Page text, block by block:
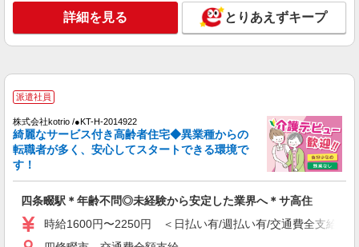
間外勤務手当 〇土日祝勤務手当 〇無事故無違反表
彰金 〇年末年始勤務手当
畷忍ヶ丘 大阪府四條畷市岡山東4丁目1-33
キープ 詳細を見る
パナソニック エイジフリーケアセンター四條畷忍ヶ丘
デイサービス／介護職／PMのみ
時給1,231円〜1,295円 ※経験・能力・資格等
による
パナソニック エイジフリーケアセンター四條
キープ 詳細を見る
詳細を見る とりあえずキープ
派遣社員
株式会社kotrio /●KT-H-2014922
綺麗なサービス付き高齢者住宅◆異業種からの
転職者が多く、安心してスタートできる環境で
す！
四条畷駅＊年齢不問◎未経験から安定した業界へ＊サ高住
時給1600円〜2250円 ＜日払い有/週払い有/交通費全支給(ガ